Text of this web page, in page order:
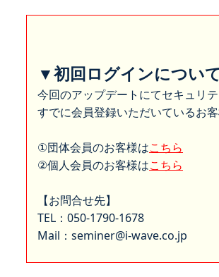
▼初回ログインについ
今回のアップデートにてセキュリ
すでに会員登録いただいているお
①団体会員のお客様はこちら
②個人会員のお客様はこちら
【お問合せ先】
TEL：050-1790-1678
Mail：seminer@i-wave.co.jp